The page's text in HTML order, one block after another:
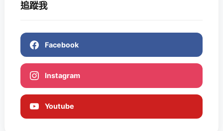
追蹤我
Facebook
Instagram
Youtube